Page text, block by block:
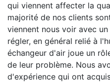
qui viennent affecter la
majorité de nos clients
viennent nous voir avec
régler, en général relié à
échangeur d'air joue un
de leur problème. Nous
d'expérience qui ont